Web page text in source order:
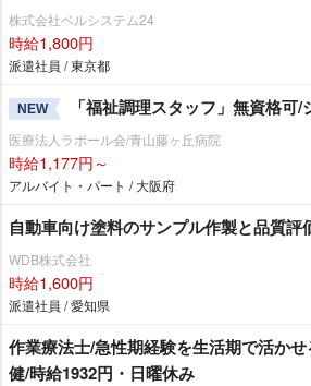
株式会社ベルシステム24
時給1,800円
派遣社員 / 東京都
NEW 「福祉調理スタッフ」無資格可
医療法人ラポール会/青山藤ヶ丘病院
時給1,177円～
アルバイト・パート / 大阪府
自動車向け塗料のサンプル作製と品質評
WDB株式会社
時給1,600円
派遣社員 / 愛知県
作業療法士/急性期経験を生活期で活か
健/時給1932円・日曜休み